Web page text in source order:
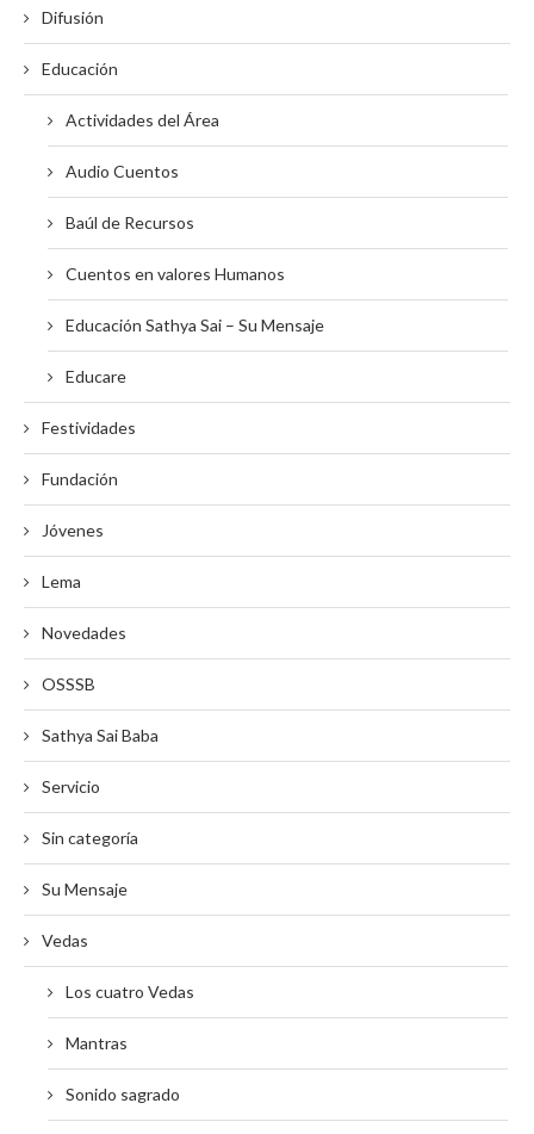
Difusión
Educación
Actividades del Área
Audio Cuentos
Baúl de Recursos
Cuentos en valores Humanos
Educación Sathya Sai – Su Mensaje
Educare
Festividades
Fundación
Jóvenes
Lema
Novedades
OSSSB
Sathya Sai Baba
Servicio
Sin categoría
Su Mensaje
Vedas
Los cuatro Vedas
Mantras
Sonido sagrado